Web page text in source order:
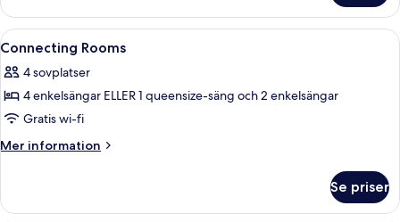
Room
Öppna
alla
foton
för
Connecting
Rooms
Sängtillbehör av högsta kvalitet och
8
Connecting Rooms
4 sovplatser
4 enkelsängar ELLER 1 queensize-säng och 2 enkelsängar
Gratis wi-fi
Mer information
Mer
Rooms
Se priser